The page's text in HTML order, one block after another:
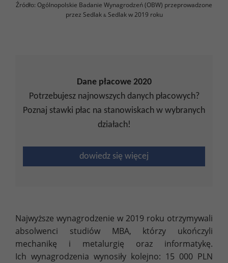
Źródło: Ogólnopolskie Badanie Wynagrodzeń (OBW) przeprowadzone
przez Sedlak &Sedlak w 2019 roku
Dane płacowe 2020
Potrzebujesz najnowszych danych płacowych?
Poznaj stawki płac na stanowiskach w wybranych
działach!
dowiedz się więcej
Najwyższe wynagrodzenie w 2019 roku otrzymywali
absolwenci studiów MBA, którzy ukończyli
mechanikę i metalurgię oraz informatykę.
Ich wynagrodzenia wynosiły kolejno: 15 000 PLN